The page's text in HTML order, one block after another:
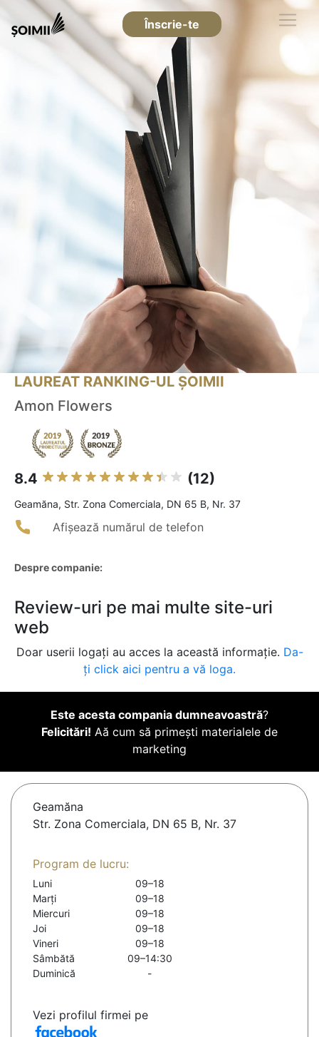
Înscrie-te
LAUREAT RANKING-UL ȘOIMII
Amon Flowers
8.4 (12)
Geamăna, Str. Zona Comerciala, DN 65 B, Nr. 37
Afișează numărul de telefon
Despre companie:
Review-uri pe mai multe site-uri
web
Doar userii logați au acces la această informație. Da-
ți click aici pentru a vă loga.
Este acesta compania dumneavoastră?
Felicitări! Aă cum să primești materialele de
marketing
Geamăna
Str. Zona Comerciala, DN 65 B, Nr. 37
Program de lucru:
Luni
09–18
Marți
09–18
Miercuri
09–18
Joi
09–18
Vineri
09–18
Sâmbătă
09–14:30
Duminică
-
Vezi profilul firmei pe